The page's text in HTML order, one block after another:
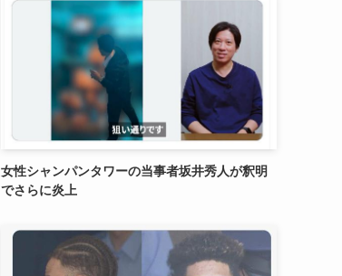
女性シャンパンタワーの当事者坂井秀人が釈明
でさらに炎上